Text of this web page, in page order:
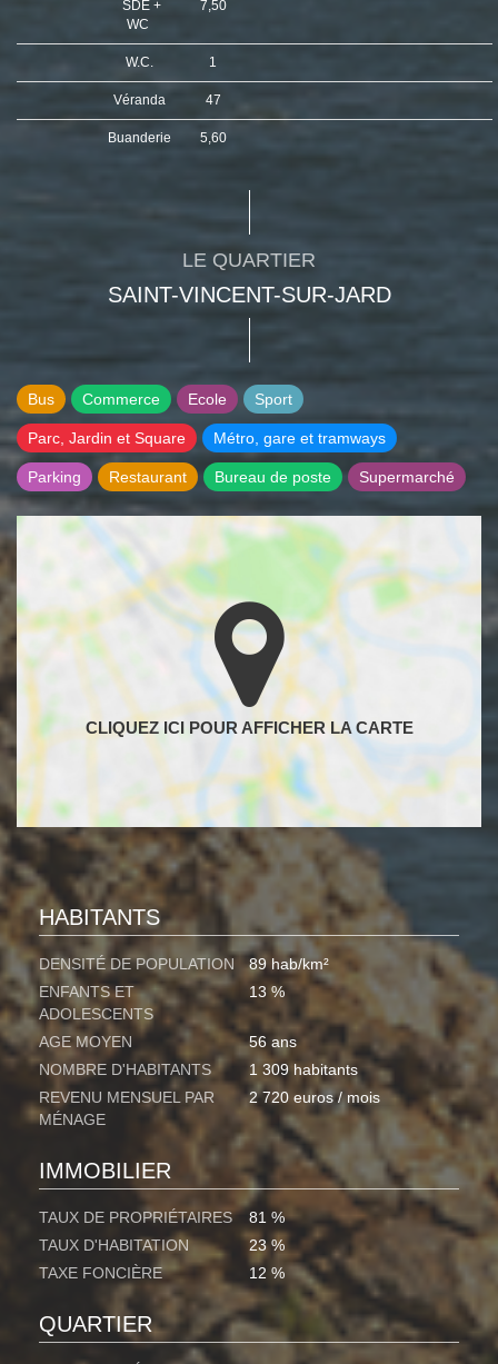
SDE +
WC
7,50
W.C. 1
Véranda 47
Buanderie 5,60
LE QUARTIER
SAINT-VINCENT-SUR-JARD
Bus Commerce Ecole Sport
Parc, Jardin et Square Métro, gare et tramways
Parking Restaurant Bureau de poste Supermarché
HABITANTS
DENSITÉ DE POPULATION
89 hab/km²
ENFANTS ET
ADOLESCENTS
13 %
AGE MOYEN
56 ans
NOMBRE D'HABITANTS
1 309 habitants
REVENU MENSUEL PAR
MÉNAGE
2 720 euros / mois
IMMOBILIER
TAUX DE PROPRIÉTAIRES
81 %
TAUX D'HABITATION
23 %
TAXE FONCIÈRE
12 %
QUARTIER